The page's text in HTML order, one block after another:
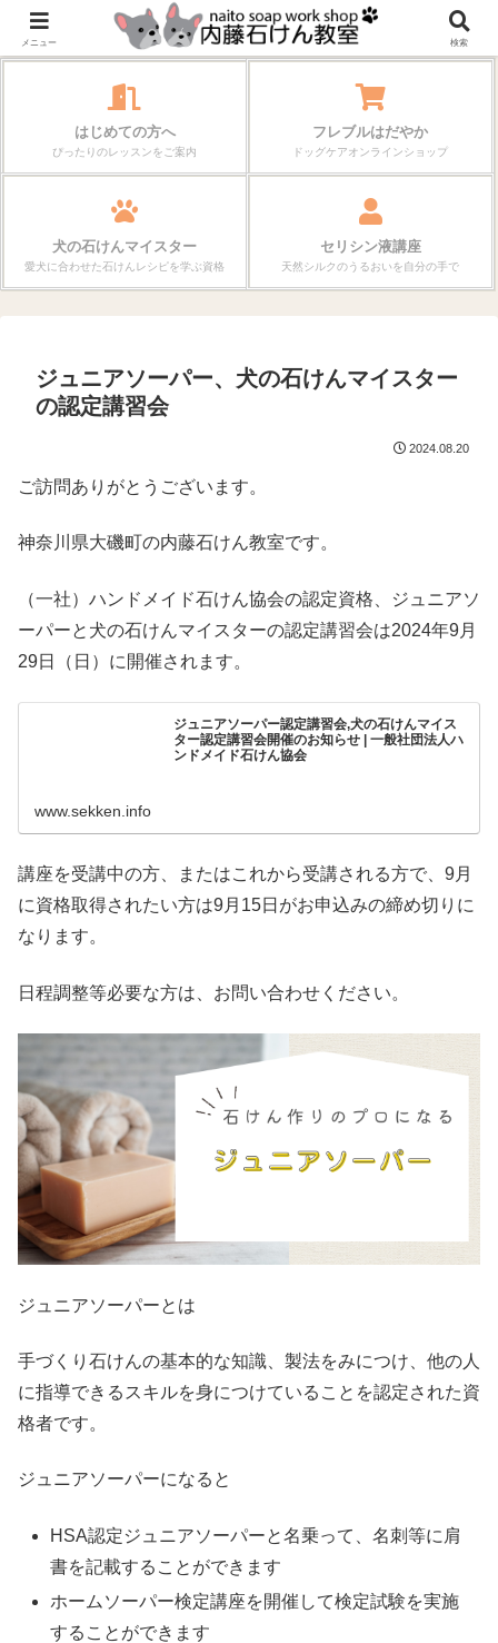
作る楽しさが、毎日の暮らしを変えていく。
はじめての方へ
ぴったりのレッスンをご案内
フレブルはだやか
ドッグケアオンラインショップ
犬の石けんマイスター
愛犬に合わせた石けんレシピを学ぶ資格
セリシン液講座
天然シルクのうるおいを自分の手で
ジュニアソーパー、犬の石けんマイスター
の認定講習会
2024.08.20
ご訪問ありがとうございます。
神奈川県大磯町の内藤石けん教室です。
（一社）ハンドメイド石けん協会の認定資格、ジュニアソ
ーパーと犬の石けんマイスターの認定講習会は2024年9月
29日（日）に開催されます。
ジュニアソーパー認定講習会,犬の石けんマイス
ター認定講習会開催のお知らせ | 一般社団法人ハ
ンドメイド石けん協会
www.sekken.info
講座を受講中の方、またはこれから受講される方で、9月
に資格取得されたい方は9月15日がお申込みの締め切りに
なります。
日程調整等必要な方は、お問い合わせください。
ジュニアソーパーとは
手づくり石けんの基本的な知識、製法をみにつけ、他の人
に指導できるスキルを身につけていることを認定された資
格者です。
ジュニアソーパーになると
HSA認定ジュニアソーパーと名乗って、名刺等に肩
書を記載することができます
ホームソーパー検定講座を開催して検定試験を実施
することができます
メニュー 検索